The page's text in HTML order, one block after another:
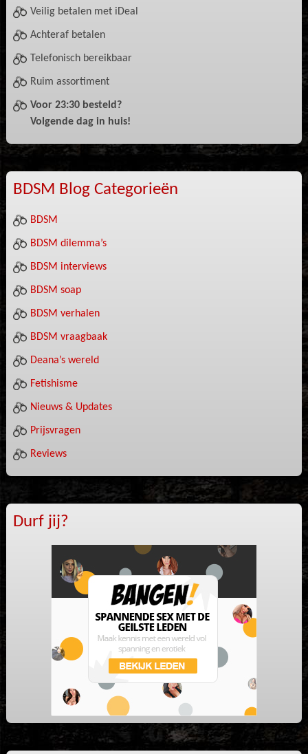
Veilig betalen met iDeal
Achteraf betalen
Telefonisch bereikbaar
Ruim assortiment
Voor 23:30 besteld?
Volgende dag in huis!
BDSM Blog Categorieën
BDSM
BDSM dilemma’s
BDSM interviews
BDSM soap
BDSM verhalen
BDSM vraagbaak
Deana’s wereld
Fetishisme
Nieuws & Updates
Prijsvragen
Reviews
Durf jij?